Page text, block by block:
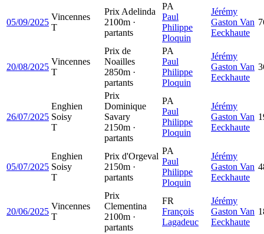
05/09/2025
Vincennes
T
Prix Adelinda
2100m ·
partants
PA
Paul
Philippe
Ploquin
Jérémy
Gaston Van
Eeckhaute
20/08/2025
Vincennes
T
Prix de
Noailles
2850m ·
partants
PA
Paul
Philippe
Ploquin
Jérémy
Gaston Van
Eeckhaute
26/07/2025
Enghien
Soisy
T
Prix
Dominique
Savary
2150m ·
partants
PA
Paul
Philippe
Ploquin
Jérémy
Gaston Van
Eeckhaute
05/07/2025
Enghien
Soisy
T
Prix d'Orgeval
2150m ·
partants
PA
Paul
Philippe
Ploquin
Jérémy
Gaston Van
Eeckhaute
20/06/2025
Vincennes
T
Prix
Clementina
2100m ·
partants
FR
François
Lagadeuc
Jérémy
Gaston Van
Eeckhaute